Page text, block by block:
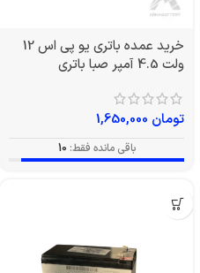
خرید عمده باتری یو پی اس 12
ولت 4.5 آمپر صبا باتری
تومان
باقی مانده فقط: 10